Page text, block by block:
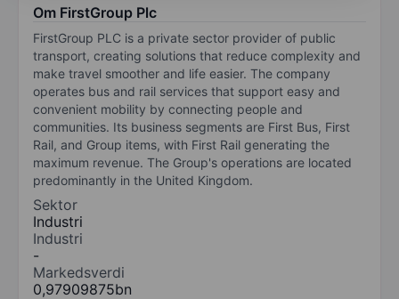
Om FirstGroup Plc
FirstGroup PLC is a private sector provider of public
transport, creating solutions that reduce complexity and
make travel smoother and life easier. The company
operates bus and rail services that support easy and
convenient mobility by connecting people and
communities. Its business segments are First Bus, First
Rail, and Group items, with First Rail generating the
maximum revenue. The Group's operations are located
predominantly in the United Kingdom.
Sektor
Industri
Industri
-
Markedsverdi
0,97909875bn